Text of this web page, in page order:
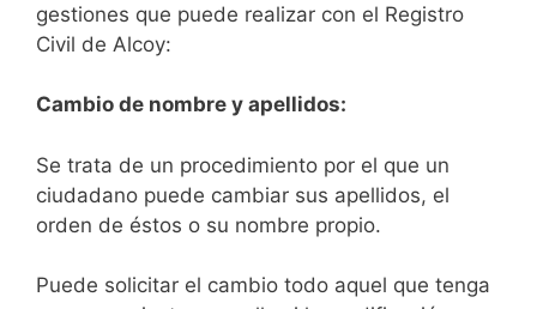
gestiones que puede realizar con el Registro
Civil de Alcoy:
Cambio de nombre y apellidos:
Se trata de un procedimiento por el que un
ciudadano puede cambiar sus apellidos, el
orden de éstos o su nombre propio.
Puede solicitar el cambio todo aquel que tenga